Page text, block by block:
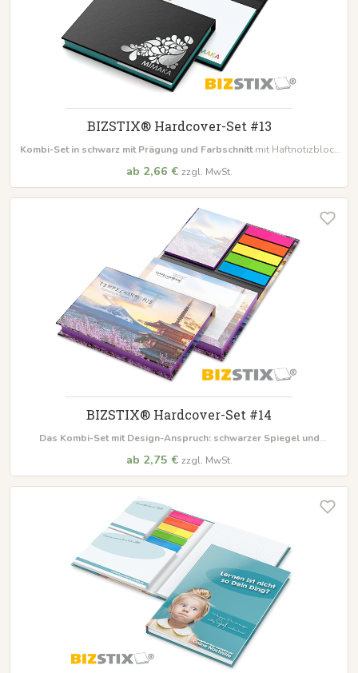
BIZSTIX® Hardcover-Set #13
Kombi-Set in schwarz mit Prägung und Farbschnittmit Haftnotizblock
ab 2,66 € zzgl. MwSt.
BIZSTIX® Hardcover-Set #14
Das Kombi-Set mit Design-Anspruch: schwarzer Spiegel und
25 Blatt, inkl. Film- oder Papiermarker
ab 2,75 € zzgl. MwSt.